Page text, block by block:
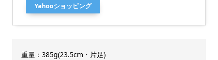
Yahooショッピング
重量：385g(23.5cm・片足)